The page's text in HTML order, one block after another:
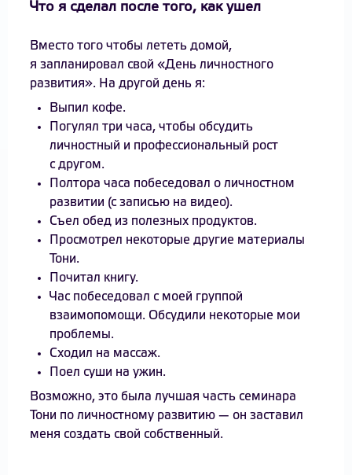
Что я сделал после того, как ушел
Вместо того чтобы лететь домой,
я запланировал свой «День личностного
развития». На другой день я:
Выпил кофе.
Погулял три часа, чтобы обсудить
личностный и профессиональный рост
с другом.
Полтора часа побеседовал о личностном
развитии (с записью на видео).
Съел обед из полезных продуктов.
Просмотрел некоторые другие материалы
Тони.
Почитал книгу.
Час побеседовал с моей группой
взаимопомощи. Обсудили некоторые мои
проблемы.
Сходил на массаж.
Поел суши на ужин.
Возможно, это была лучшая часть семинара
Тони по личностному развитию — он заставил
меня создать свой собственный.